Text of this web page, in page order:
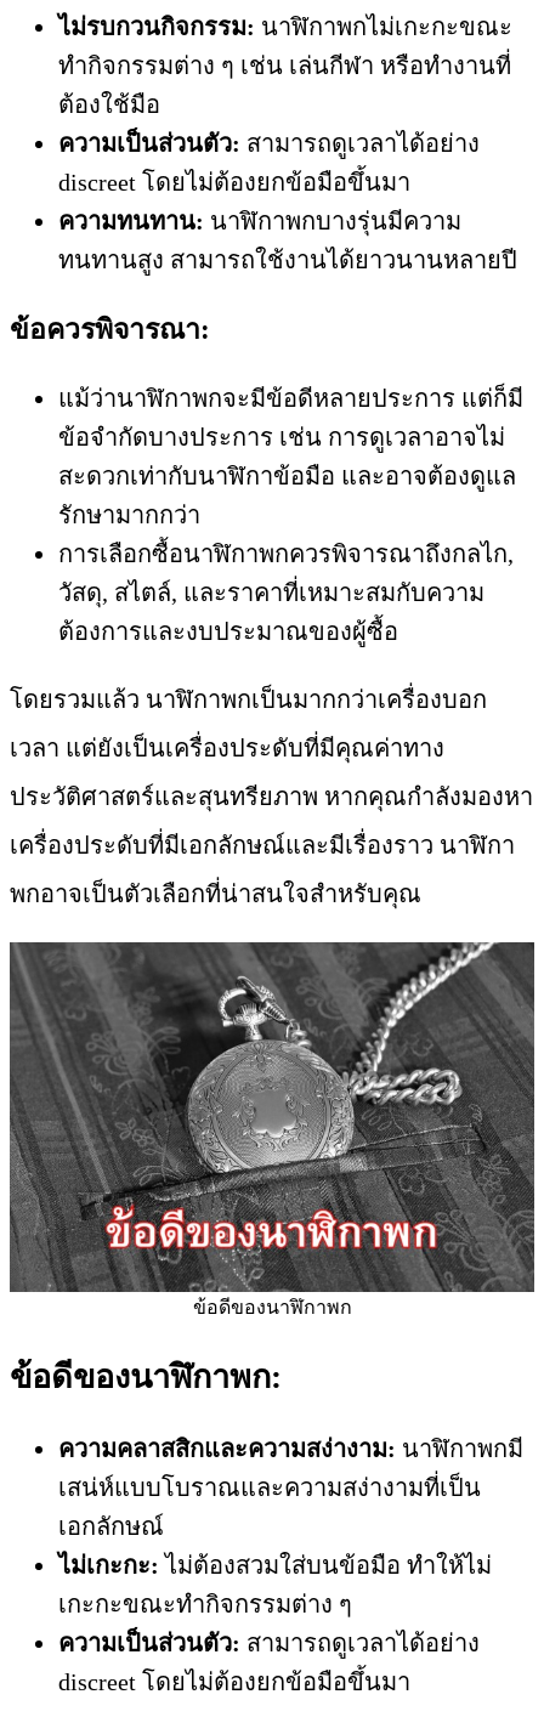
ไม่รบกวนกิจกรรม: นาฬิกาพกไม่เกะกะขณะ
ทำกิจกรรมต่าง ๆ เช่น เล่นกีฬา หรือทำงานที่
ต้องใช้มือ
ความเป็นส่วนตัว: สามารถดูเวลาได้อย่าง
discreet โดยไม่ต้องยกข้อมือขึ้นมา
ความทนทาน: นาฬิกาพกบางรุ่นมีความ
ทนทานสูง สามารถใช้งานได้ยาวนานหลายปี
ข้อควรพิจารณา:
แม้ว่านาฬิกาพกจะมีข้อดีหลายประการ แต่ก็มี
ข้อจำกัดบางประการ เช่น การดูเวลาอาจไม่
สะดวกเท่ากับนาฬิกาข้อมือ และอาจต้องดูแล
รักษามากกว่า
การเลือกซื้อนาฬิกาพกควรพิจารณาถึงกลไก,
วัสดุ, สไตล์, และราคาที่เหมาะสมกับความ
ต้องการและงบประมาณของผู้ซื้อ
โดยรวมแล้ว นาฬิกาพกเป็นมากกว่าเครื่องบอก
เวลา แต่ยังเป็นเครื่องประดับที่มีคุณค่าทาง
ประวัติศาสตร์และสุนทรียภาพ หากคุณกำลังมองหา
เครื่องประดับที่มีเอกลักษณ์และมีเรื่องราว นาฬิกา
พกอาจเป็นตัวเลือกที่น่าสนใจสำหรับคุณ
ข้อดีของนาฬิกาพก
ข้อดีของนาฬิกาพก:
ความคลาสสิกและความสง่างาม: นาฬิกาพกมี
เสน่ห์แบบโบราณและความสง่างามที่เป็น
เอกลักษณ์
ไม่เกะกะ: ไม่ต้องสวมใส่บนข้อมือ ทำให้ไม่
เกะกะขณะทำกิจกรรมต่าง ๆ
ความเป็นส่วนตัว: สามารถดูเวลาได้อย่าง
discreet โดยไม่ต้องยกข้อมือขึ้นมา